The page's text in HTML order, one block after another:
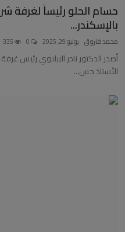
حسام الحلو رئيساً لغرفة
بالإسكندر...
محمد فاروق يوليو 29, 2025
أصدر الدكتور نادر الببلاوي رئيس
الأستاذ حس...